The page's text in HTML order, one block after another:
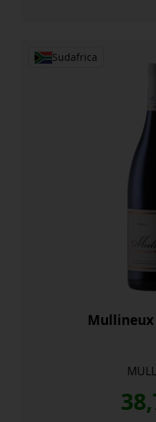
Sudafrica
Mullineux